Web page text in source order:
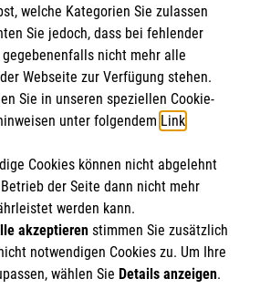
abonnieren
|AGB|Impressum|Datenschutz
|Kontakt| Sharepoint|Mediathek
welche Kategorien Sie zulassen
Sie jedoch, dass bei fehlender
nicht mehr alle
Webseite zur Verfügung stehen.
Sie in unseren speziellen Cookie-
unter folgendem Link.
Cookies können nicht abgelehnt
der Seite dann nicht mehr
werden kann.
akzeptierenstimmen Sie zusätzlich
notwendigen Cookies zu. Um Ihre
wählen Sie Details anzeigen.